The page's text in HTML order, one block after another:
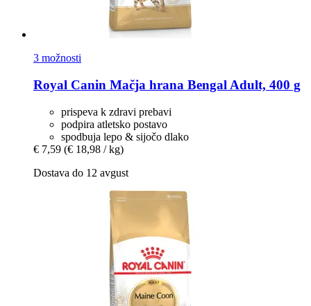
3 možnosti
Royal Canin Mačja hrana Bengal Adult, 400 g
prispeva k zdravi prebavi
podpira atletsko postavo
spodbuja lepo & sijočo dlako
€ 7,59 (€ 18,98 / kg)
Dostava do 12 avgust